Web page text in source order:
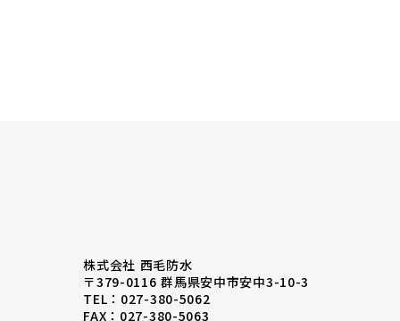
株式会社 西毛防水
〒379-0116 群馬県安中市安中3-10-3
TEL：027-380-5062
FAX：027-380-5063